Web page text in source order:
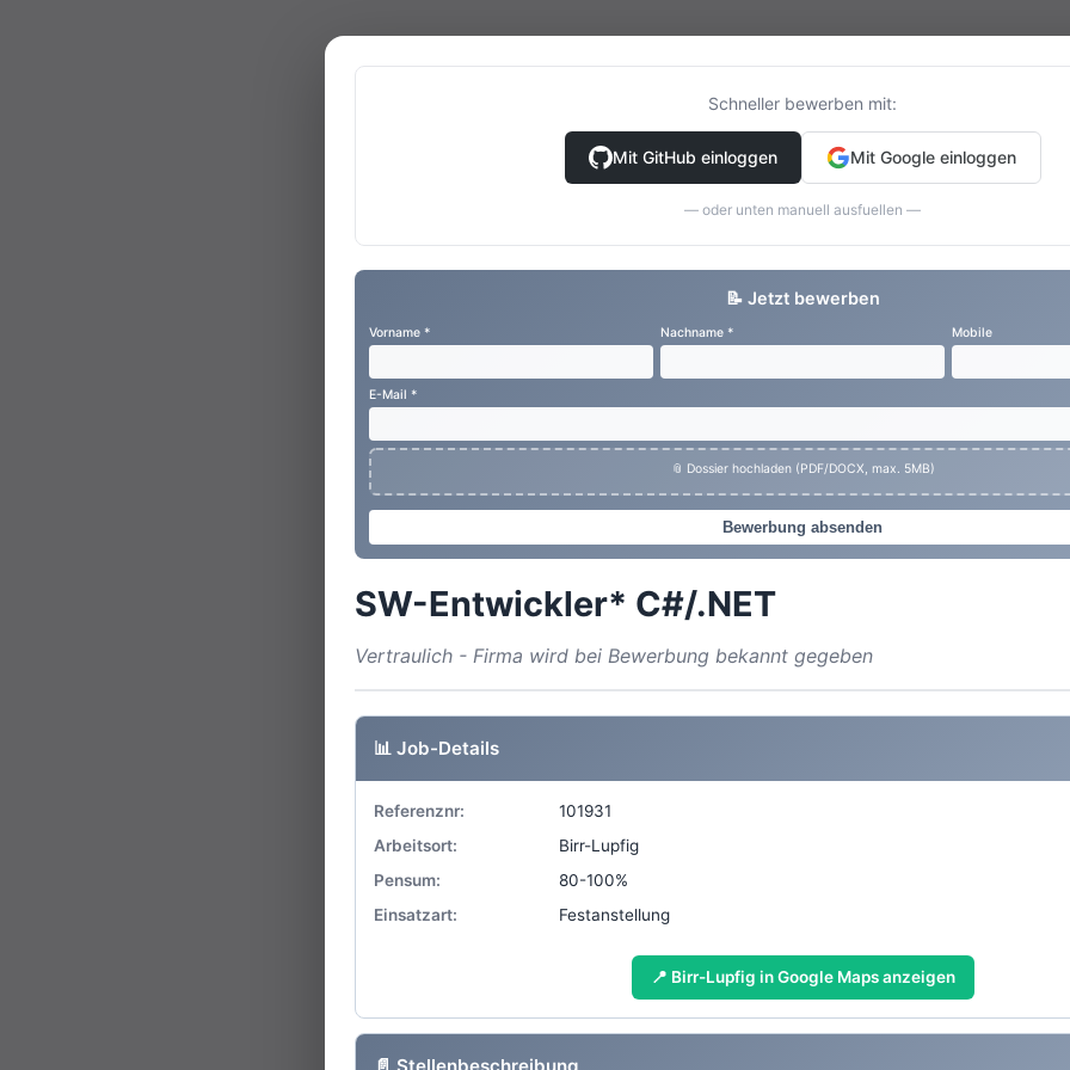
Schneller bewerben mit:
Mit GitHub einloggen Mit Google einloggen
— oder unten manuell ausfuellen —
📝 Jetzt bewerben
Vorname * Nachname * Mobile
E-Mail *
📎 Dossier hochladen (PDF/DOCX, max. 5MB)
Bewerbung absenden
SW-Entwickler* C#/.NET
Vertraulich - Firma wird bei Bewerbung bekannt gegeben
📊 Job-Details
Referenznr:
101931
Arbeitsort:
Birr-Lupfig
Pensum:
80-100%
Einsatzart:
Festanstellung
📍 Birr-Lupfig in Google Maps anzeigen